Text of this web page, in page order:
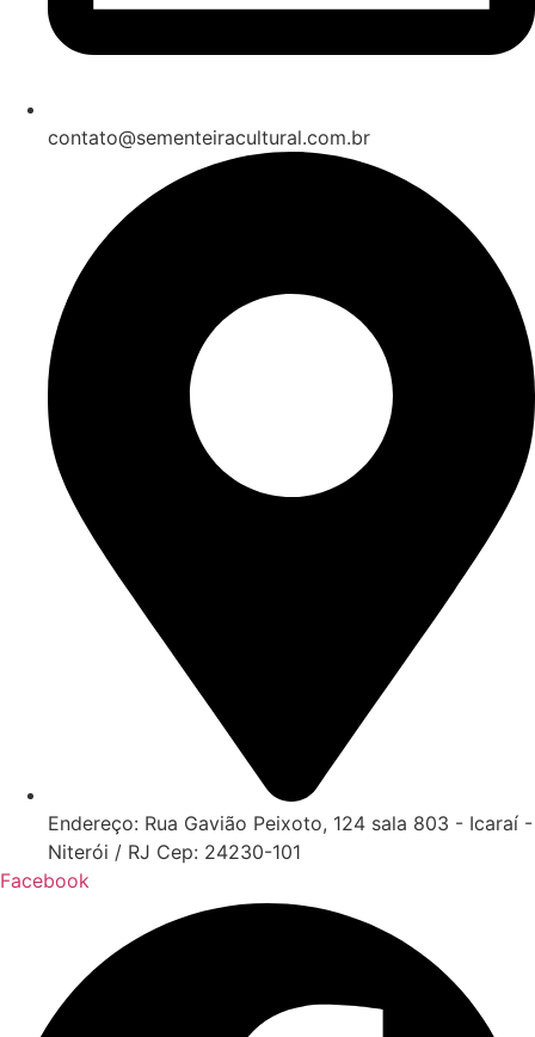
contato@sementeiracultural.com.br
Endereço: Rua Gavião Peixoto, 124 sala 803 - Icaraí -
Niterói / RJ Cep: 24230-101
Facebook